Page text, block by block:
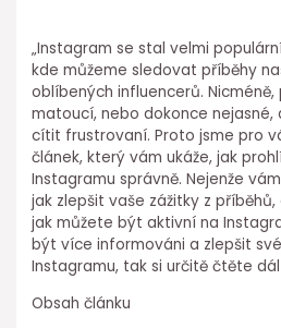
„Instagram se stal velmi
kde můžeme sledovat příběhy
oblíbených influencerů.
matoucí, nebo dokonce
cítit frustrovaní. Proto jsme pro
článek, který vám ukáže, jak
Instagramu správně. Nejenže
jak zlepšit vaše zážitky z
jak můžete být aktivní na
být více informováni a zlepšit
Instagramu, tak si určitě čtěte
Obsah článku